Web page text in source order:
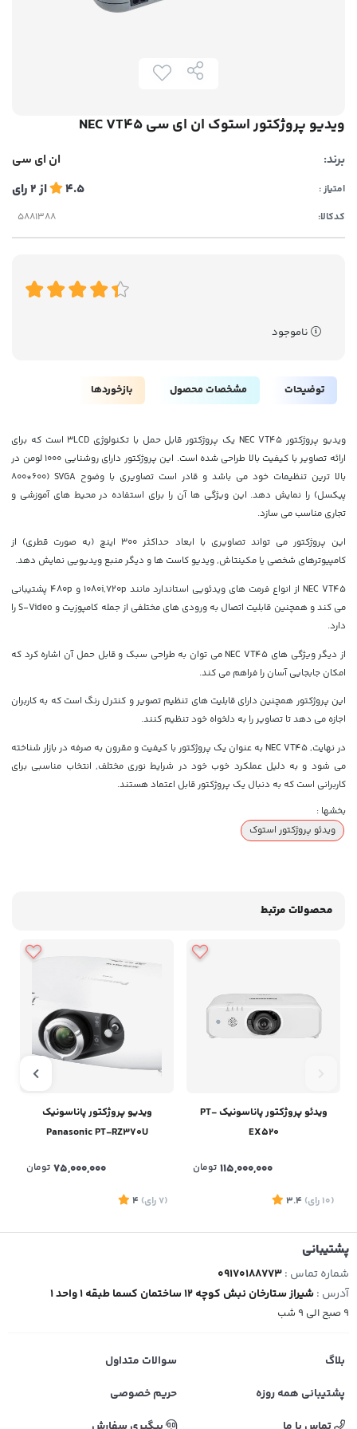
ویدیو پروژکتور استوک ان ای سی NEC VT45
برند: ان ای سی
امتیاز : 4.5 از2رای
کدکالا:
ناموجود
توضیحات مشخصات محصول بازخوردها
ویدیو پروژکتور NEC VT45 یک پروژکتور قابل حمل با تکنولوژی 3LCD است که برای
ارائه تصاویر با کیفیت بالا طراحی شده است. این پروژکتور دارای روشنایی 1000 لومن در
بالا ترین تنظیمات خود می باشد و قادر است تصاویری با وضوح SVGA (800*600
پیکسل) را نمایش دهد. این ویژگی ها آن را برای استفاده در محیط های آموزشی و
تجاری مناسب می سازد.
این پروژکتور می تواند تصاویری با ابعاد حداکثر 300 اینچ (به صورت قطری) از
کامپیوترهای شخصی یا مکینتاش, ویدیو کاست ها و دیگر منبع ویدیویی نمایش دهد.
NEC VT45 از انواع فرمت های ویدئویی استاندارد مانند 1080i,720p و 480p پشتیبانی
می کند و همچنین قابلیت اتصال به ورودی های مختلفی از جمله کامپوزیت و S-Video را
دارد.
از دیگر ویژگی های NEC VT45 می توان به طراحی سبک و قابل حمل آن اشاره کرد که
امکان جابجایی آسان را فراهم می کند.
این پروژکتور همچنین دارای قابلیت های تنظیم تصویر و کنترل رنگ است که به کاربران
اجازه می دهد تا تصاویر را به دلخواه خود تنظیم کنند.
در نهایت, NEC VT45 به عنوان یک پروژکتور با کیفیت و مقرون به صرفه در بازار شناخته
می شود و به دلیل عملکرد خوب خود در شرایط نوری مختلف, انتخاب مناسبی برای
کاربرانی است که به دنبال یک پروژکتور قابل اعتماد هستند.
بخشها :
ویدئو پروژکتور استوک
محصولات مرتبط
ویدئو پروژکتور پاناسونیک PT-
EX520
115,000,000 تومان
(10 رای)
3.4
ویدیو پروژکتور پاناسونیک
Panasonic PT-RZ370U
75,000,000 تومان
(7 رای)
4
پشتیبانی
شماره تماس :09170188773
آدرس :شیراز ستارخان نبش کوچه 12 ساختمان کسما طبقه 1 واحد 1
9 صبح الی 9 شب
بلاگ
سوالات متداول
پشتیبانی همه روزه
حریم خصوصی